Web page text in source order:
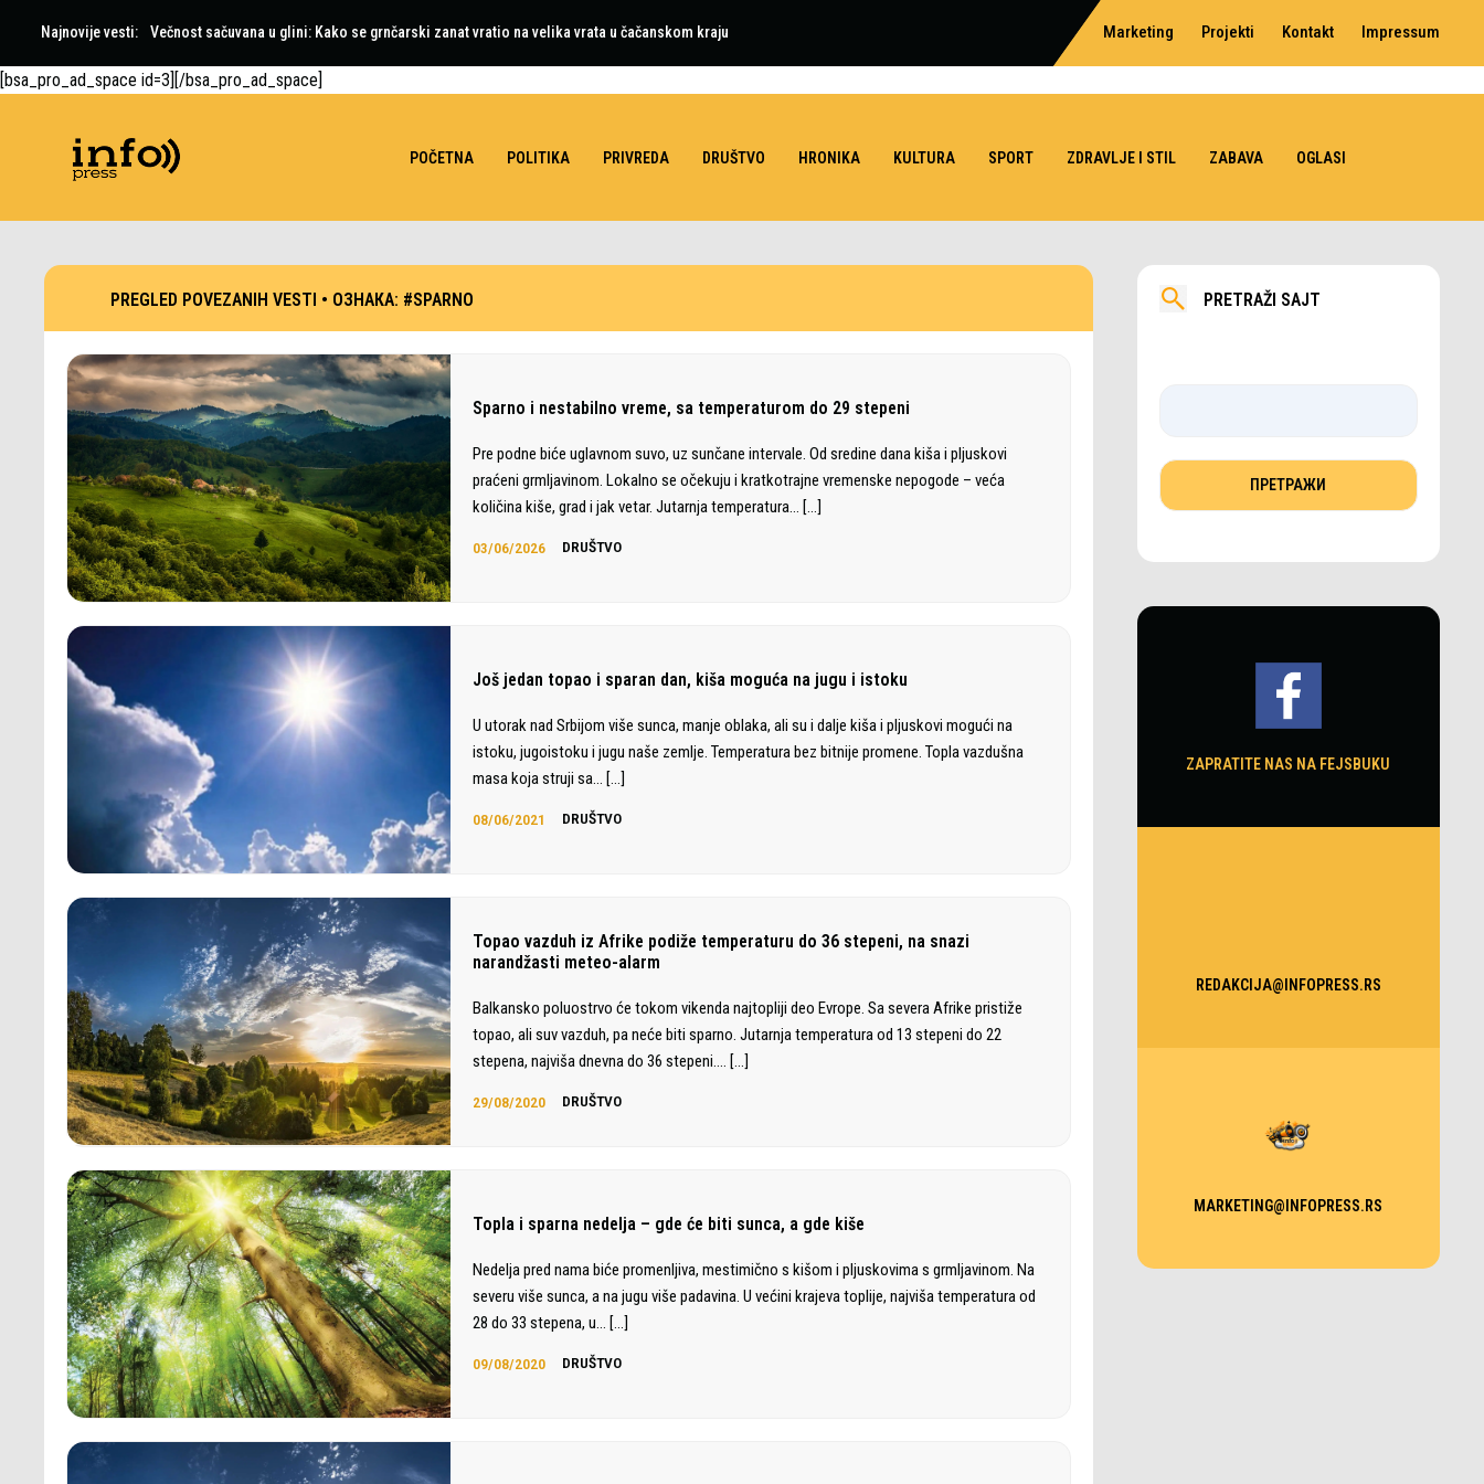
Najnovije vesti: Večnost sačuvana u glini: Kako se grnčarski zanat vratio na velika vrata u čačanskom kraju Marketing Projekti Kontakt Impressum
[bsa_pro_ad_space id=3][/bsa_pro_ad_space]
POČETNA POLITIKA PRIVREDA DRUŠTVO HRONIKA KULTURA SPORT ZDRAVLJE I STIL ZABAVA OGLASI
PREGLED POVEZANIH VESTI • ОЗНАКА: #SPARNO
Sparno i nestabilno vreme, sa temperaturom do 29 stepeni
Pre podne biće uglavnom suvo, uz sunčane intervale. Od sredine dana kiša i pljuskovi
praćeni grmljavinom. Lokalno se očekuju i kratkotrajne vremenske nepogode – veća
količina kiše, grad i jak vetar. Jutarnja temperatura… […]
03/06/2026 DRUŠTVO
Još jedan topao i sparan dan, kiša moguća na jugu i istoku
U utorak nad Srbijom više sunca, manje oblaka, ali su i dalje kiša i pljuskovi mogući na
istoku, jugoistoku i jugu naše zemlje. Temperatura bez bitnije promene. Topla vazdušna
masa koja struji sa… […]
08/06/2021 DRUŠTVO
Topao vazduh iz Afrike podiže temperaturu do 36 stepeni, na snazi
narandžasti meteo-alarm
Balkansko poluostrvo će tokom vikenda najtopliji deo Evrope. Sa severa Afrike pristiže
topao, ali suv vazduh, pa neće biti sparno. Jutarnja temperatura od 13 stepeni do 22
stepena, najviša dnevna do 36 stepeni.… […]
29/08/2020 DRUŠTVO
Topla i sparna nedelja – gde će biti sunca, a gde kiše
Nedelja pred nama biće promenljiva, mestimično s kišom i pljuskovima s grmljavinom. Na
severu više sunca, a na jugu više padavina. U većini krajeva toplije, najviša temperatura od
28 do 33 stepena, u… […]
09/08/2020 DRUŠTVO
PRETRAŽI SAJT
ZAPRATITE NAS NA FEJSBUKU
REDAKCIJA@INFOPRESS.RS
MARKETING@INFOPRESS.RS